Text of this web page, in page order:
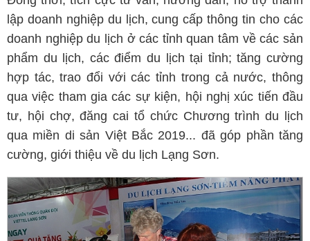
lập doanh nghiệp du lịch, cung cấp thông tin cho các
doanh nghiệp du lịch ở các tỉnh quan tâm về các sản
phẩm du lịch, các điểm du lịch tại tỉnh; tăng cường
hợp tác, trao đổi với các tỉnh trong cả nước, thông
qua việc tham gia các sự kiện, hội nghị xúc tiến đầu
tư, hội chợ, đăng cai tổ chức Chương trình du lịch
qua miền di sản Việt Bắc 2019... đã góp phần tăng
cường, giới thiệu về du lịch Lạng Sơn.